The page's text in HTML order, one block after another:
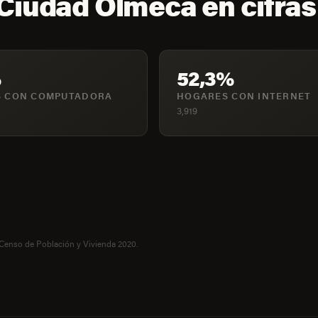
CON COMPUTADORA
52,3%
HOGARES CON INTERNET
3,919
de Población y Vivienda 2020.